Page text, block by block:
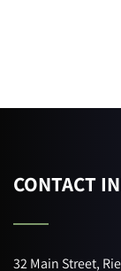
CONTACT
32 Main Street,